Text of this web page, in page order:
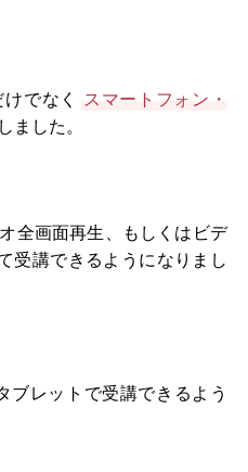
でなく スマートフォン・
ました。
全画面再生、もしくはビデ
受講できるようになりまし
レットで受講できるよう